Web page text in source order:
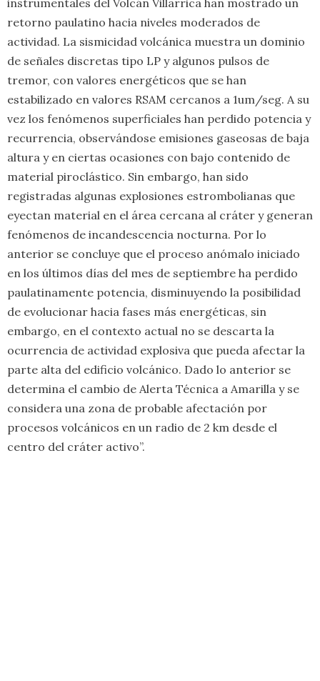
instrumentales del Volcán Villarrica han mostrado un
retorno paulatino hacia niveles moderados de
actividad. La sismicidad volcánica muestra un dominio
de señales discretas tipo LP y algunos pulsos de
tremor, con valores energéticos que se han
estabilizado en valores RSAM cercanos a 1um/seg. A su
vez los fenómenos superficiales han perdido potencia y
recurrencia, observándose emisiones gaseosas de baja
altura y en ciertas ocasiones con bajo contenido de
material piroclástico. Sin embargo, han sido
registradas algunas explosiones estrombolianas que
eyectan material en el área cercana al cráter y generan
fenómenos de incandescencia nocturna. Por lo
anterior se concluye que el proceso anómalo iniciado
en los últimos días del mes de septiembre ha perdido
paulatinamente potencia, disminuyendo la posibilidad
de evolucionar hacia fases más energéticas, sin
embargo, en el contexto actual no se descarta la
ocurrencia de actividad explosiva que pueda afectar la
parte alta del edificio volcánico. Dado lo anterior se
determina el cambio de Alerta Técnica a Amarilla y se
considera una zona de probable afectación por
procesos volcánicos en un radio de 2 km desde el
centro del cráter activo”.